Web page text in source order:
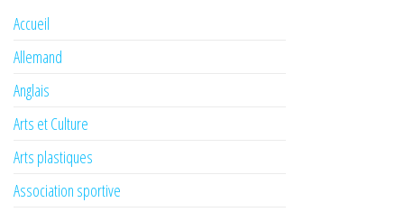
Accueil
Allemand
Anglais
Arts et Culture
Arts plastiques
Association sportive